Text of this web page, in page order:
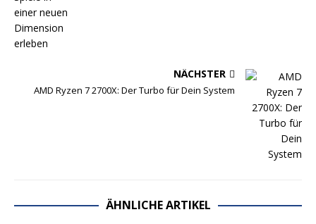
NÄCHSTER
AMD Ryzen 7 2700X: Der Turbo für Dein System
ÄHNLICHE ARTIKEL